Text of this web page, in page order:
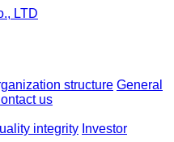
structure General
us
integrity Investor